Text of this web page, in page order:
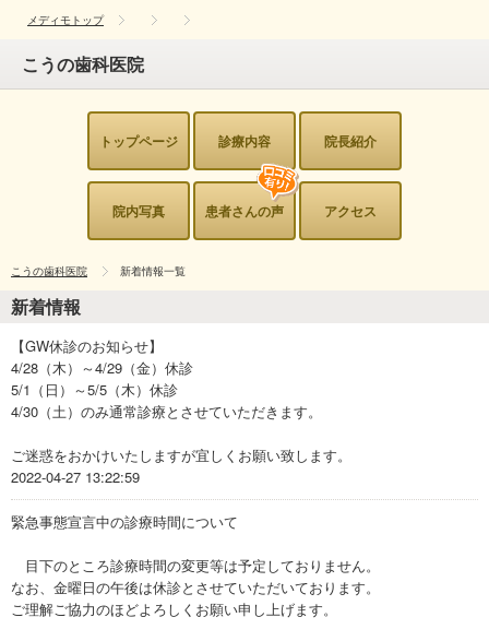
メディモトップ
こうの歯科医院
トップページ 診療内容 院長紹介
院内写真 患者さんの声 アクセス
こうの歯科医院 新着情報一覧
新着情報
【GW休診のお知らせ】
4/28（木）～4/29（金）休診
5/1（日）～5/5（木）休診
4/30（土）のみ通常診療とさせていただきます。
ご迷惑をおかけいたしますが宜しくお願い致します。
2022-04-27 13:22:59
緊急事態宣言中の診療時間について
目下のところ診療時間の変更等は予定しておりません。
なお、金曜日の午後は休診とさせていただいております。
ご理解ご協力のほどよろしくお願い申し上げます。